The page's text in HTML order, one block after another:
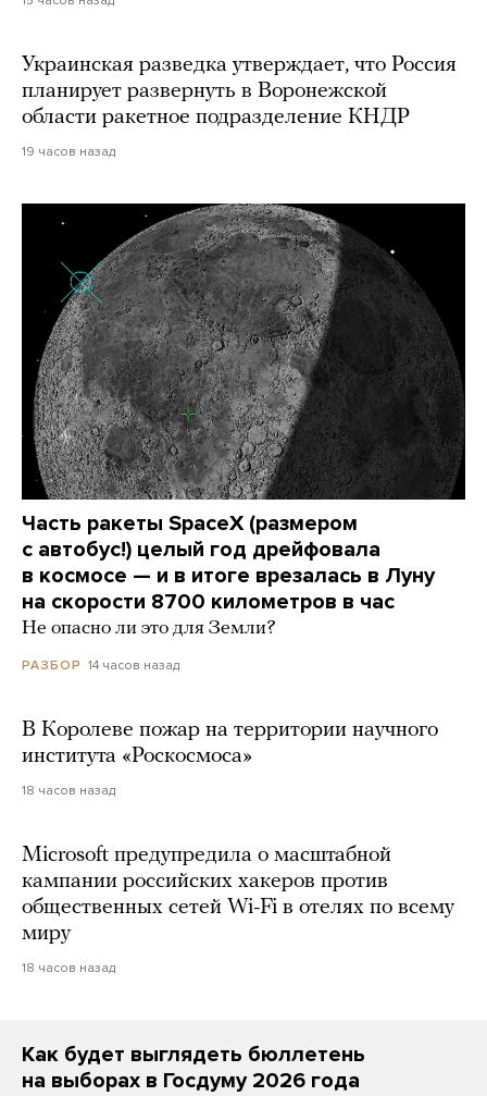
Украинская разведка утверждает, что Россия
планирует развернуть в Воронежской
области ракетное подразделение КНДР
19 часов назад
Часть ракеты SpaceX (размером
с автобус!) целый год дрейфовала
в космосе — и в итоге врезалась в Луну
на скорости 8700 километров в час
Не опасно ли это для Земли?
РАЗБОР 14 часов назад
В Королеве пожар на территории научного
института «Роскосмоса»
18 часов назад
Microsoft предупредила о масштабной
кампании российских хакеров против
общественных сетей Wi-Fi в отелях по всему
миру
18 часов назад
Как будет выглядеть бюллетень
на выборах в Госдуму 2026 года